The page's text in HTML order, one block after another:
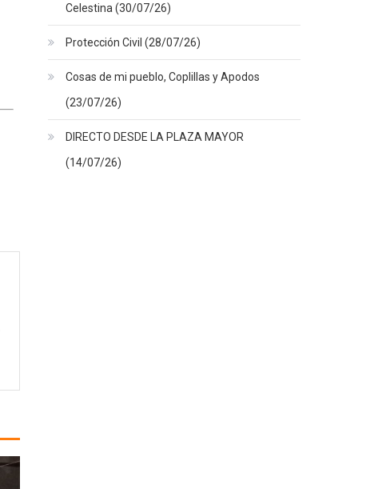
Celestina (30/07/26)
Protección Civil (28/07/26)
Cosas de mi pueblo, Coplillas y Apodos
(23/07/26)
DIRECTO DESDE LA PLAZA MAYOR
(14/07/26)